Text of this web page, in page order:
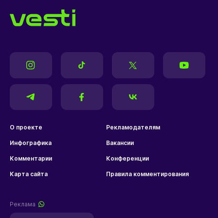
О проекте Рекламодателям
Инфографика Вакансии
Комментарии Конференции
Карта сайта Правила комментирования
Реклама